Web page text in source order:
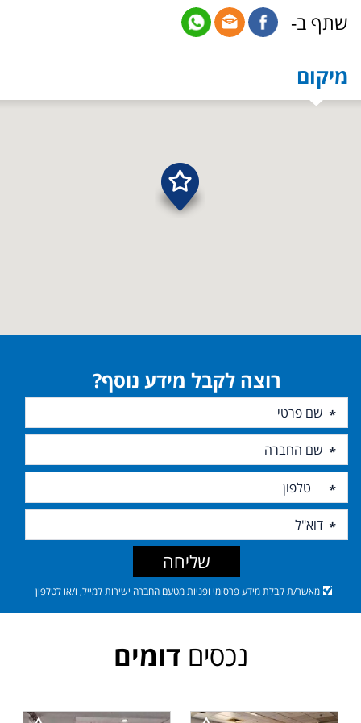
שתף ב-
מיקום
רוצה לקבל מידע נוסף?
מאשר/ת קבלת מידע פרסומי ופניות מטעם החברה ישירות למייל, ו/או לטלפון
שליחה
נכסיםדומים